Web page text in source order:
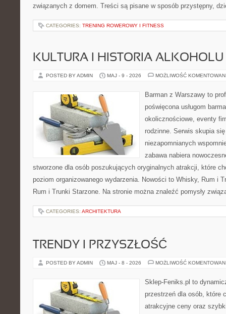
związanych z domem. Treści są pisane w sposób przystępny,
CATEGORIES: TRENING ROWEROWY I FITNESS
KULTURA I HISTORIA ALKOHOLU
POSTED BY ADMIN MAJ - 9 - 2026 MOŻLIWOŚĆ
Barman z Warszawy to
poświęcona usługom
okolicznościowe, eventy
rodzinne. Serwis skupia
niezapomnianych
zabawa nabiera
stworzone dla osób poszukujących oryginalnych atrakcji, które
poziom organizowanego wydarzenia. Nowości to Whisky, Rum i
Rum i Trunki Starzone. Na stronie można znaleźć pomysły
CATEGORIES: ARCHITEKTURA
TRENDY I PRZYSZŁOŚĆ
POSTED BY ADMIN MAJ - 8 - 2026 MOŻLIWOŚĆ
Sklep-Feniks.pl to
przestrzeń dla osób, które
atrakcyjne ceny oraz